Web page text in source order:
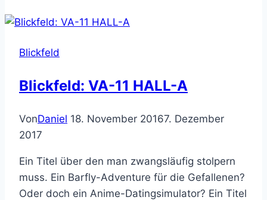
Club
Blickfeld
Blickfeld: VA-11 HALL-A
VonDaniel 18. November 20167. Dezember
2017
Ein Titel über den man zwangsläufig stolpern
muss. Ein Barfly-Adventure für die Gefallenen?
Oder doch ein Anime-Datingsimulator? Ein Titel